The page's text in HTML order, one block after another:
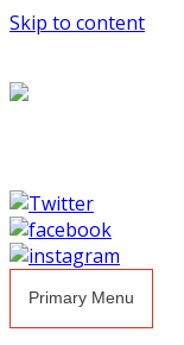
Skip to content
Primary Menu